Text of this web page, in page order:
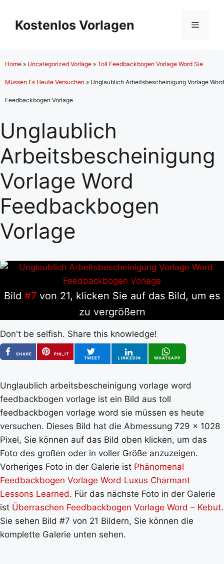
Inhalt
springen
Kostenlos Vorlagen Menü
Home » Uncategorized Vorlage » Toll Feedbackbogen Vorlage Word Sie
Müssen Es Heute Versuchen » Unglaublich Arbeitsbescheinigung Vorlage Word
Feedbackbogen Vorlage
Unglaublich
Arbeitsbescheinigung
Vorlage Word
Feedbackbogen
Vorlage
Bild #7 von 21, klicken Sie auf das Bild, um es
zu vergrößern
Don't be selfish. Share this knowledge!
SHARE
PIN_IT
TWEET
LINKEDIN WHATSAPP
Unglaublich arbeitsbescheinigung vorlage word
feedbackbogen vorlage ist ein Bild aus toll
feedbackbogen vorlage word sie müssen es heute
versuchen. Dieses Bild hat die Abmessung 729 x 1028
Pixel, Sie können auf das Bild oben klicken, um das
Foto des großen oder in voller Größe anzuzeigen.
Vorheriges Foto in der Galerie ist Phänomenal
Feedbackbogen Vorlage Word Luxus Charmant
Lessons Learned. Für das nächste Foto in der Galerie
ist Überraschen Feedbackbogen Vorlage Word – Kebut.
Sie sehen Bild #7 von 21 Bildern, Sie können die
komplette Galerie unten sehen.